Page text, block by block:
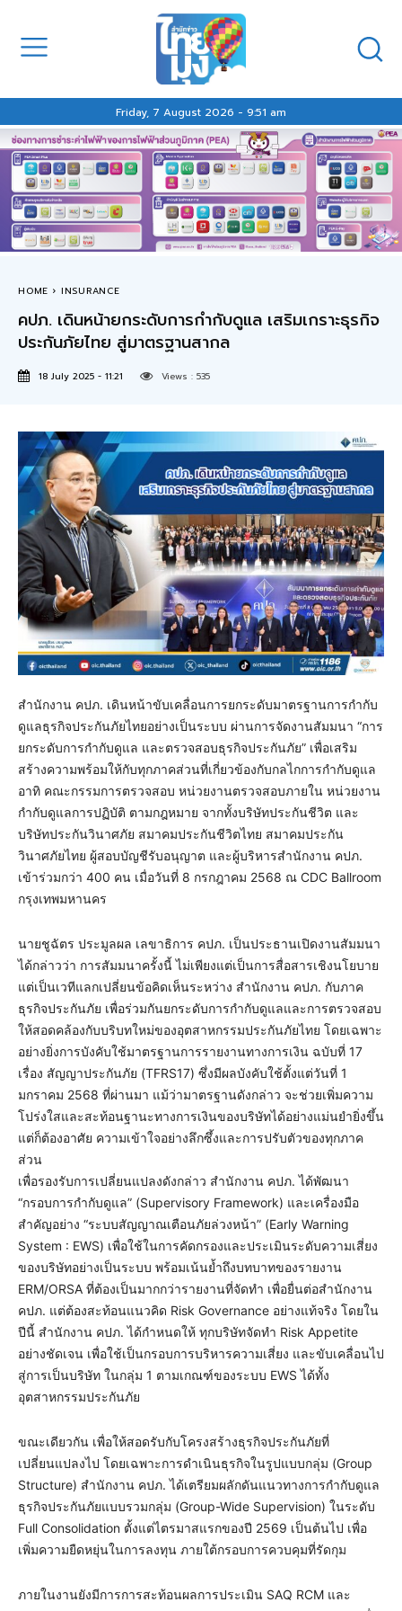
Friday, 7 August 2026 - 9:51 am
HOME INSURANCE
คปภ. เดินหน้ายกระดับการกำกับดูแล เสริมเกราะธุรกิจ
ประกันภัยไทย สู่มาตรฐานสากล
18 July 2025 - 11:21 Views : 535
สำนักงาน คปภ. เดินหน้าขับเคลื่อนการยกระดับมาตรฐานการกำกับ
ดูแลธุรกิจประกันภัยไทยอย่างเป็นระบบ ผ่านการจัดงานสัมมนา “การ
ยกระดับการกำกับดูแล และตรวจสอบธุรกิจประกันภัย” เพื่อเสริม
สร้างความพร้อมให้กับทุกภาคส่วนที่เกี่ยวข้องกับกลไกการกำกับดูแล
อาทิ คณะกรรมการตรวจสอบ หน่วยงานตรวจสอบภายใน หน่วยงาน
กำกับดูแลการปฏิบัติ ตามกฎหมาย จากทั้งบริษัทประกันชีวิต และ
บริษัทประกันวินาศภัย สมาคมประกันชีวิตไทย สมาคมประกัน
วินาศภัยไทย ผู้สอบบัญชีรับอนุญาต และผู้บริหารสำนักงาน คปภ.
เข้าร่วมกว่า 400 คน เมื่อวันที่ 8 กรกฎาคม 2568 ณ CDC Ballroom
กรุงเทพมหานคร
นายชูฉัตร ประมูลผล เลขาธิการ คปภ. เป็นประธานเปิดงานสัมมนา
ได้กล่าวว่า การสัมมนาครั้งนี้ ไม่เพียงแต่เป็นการสื่อสารเชิงนโยบาย
แต่เป็นเวทีแลกเปลี่ยนข้อคิดเห็นระหว่าง สำนักงาน คปภ. กับภาค
ธุรกิจประกันภัย เพื่อร่วมกันยกระดับการกำกับดูแลและการตรวจสอบ
ให้สอดคล้องกับบริบทใหม่ของอุตสาหกรรมประกันภัยไทย โดยเฉพาะ
อย่างยิ่งการบังคับใช้มาตรฐานการรายงานทางการเงิน ฉบับที่ 17
เรื่อง สัญญาประกันภัย (TFRS17) ซึ่งมีผลบังคับใช้ตั้งแต่วันที่ 1
มกราคม 2568 ที่ผ่านมา แม้ว่ามาตรฐานดังกล่าว จะช่วยเพิ่มความ
โปร่งใสและสะท้อนฐานะทางการเงินของบริษัทได้อย่างแม่นยำยิ่งขึ้น
แต่ก็ต้องอาศัย ความเข้าใจอย่างลึกซึ้งและการปรับตัวของทุกภาค
ส่วน
เพื่อรองรับการเปลี่ยนแปลงดังกล่าว สำนักงาน คปภ. ได้พัฒนา
“กรอบการกำกับดูแล” (Supervisory Framework) และเครื่องมือ
สำคัญอย่าง “ระบบสัญญาณเตือนภัยล่วงหน้า” (Early Warning
System : EWS) เพื่อใช้ในการคัดกรองและประเมินระดับความเสี่ยง
ของบริษัทอย่างเป็นระบบ พร้อมเน้นยํ้าถึงบทบาทของรายงาน
ERM/ORSA ที่ต้องเป็นมากกว่ารายงานที่จัดทำ เพื่อยื่นต่อสำนักงาน
คปภ. แต่ต้องสะท้อนแนวคิด Risk Governance อย่างแท้จริง โดยใน
ปีนี้ สำนักงาน คปภ. ได้กำหนดให้ ทุกบริษัทจัดทำ Risk Appetite
อย่างชัดเจน เพื่อใช้เป็นกรอบการบริหารความเสี่ยง และขับเคลื่อนไป
สู่การเป็นบริษัท ในกลุ่ม 1 ตามเกณฑ์ของระบบ EWS ได้ทั้ง
อุตสาหกรรมประกันภัย
ขณะเดียวกัน เพื่อให้สอดรับกับโครงสร้างธุรกิจประกันภัยที่
เปลี่ยนแปลงไป โดยเฉพาะการดำเนินธุรกิจในรูปแบบกลุ่ม (Group
Structure) สำนักงาน คปภ. ได้เตรียมผลักดันแนวทางการกำกับดูแล
ธุรกิจประกันภัยแบบรวมกลุ่ม (Group-Wide Supervision) ในระดับ
Full Consolidation ตั้งแต่ไตรมาสแรกของปี 2569 เป็นต้นไป เพื่อ
เพิ่มความยืดหยุ่นในการลงทุน ภายใต้กรอบการควบคุมที่รัดกุม
ภายในงานยังมีการการสะท้อนผลการประเมิน SAQ RCM และ